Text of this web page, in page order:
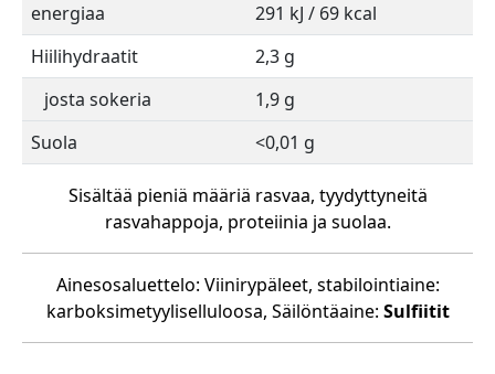
energiaa
291 kJ / 69 kcal
Hiilihydraatit
2,3 g
josta sokeria
1,9 g
Suola
<0,01 g
Sisältää pieniä määriä rasvaa, tyydyttyneitä
rasvahappoja, proteiinia ja suolaa.
Ainesosaluettelo: Viinirypäleet, stabilointiaine:
karboksimetyyliselluloosa, Säilöntäaine: Sulfiitit